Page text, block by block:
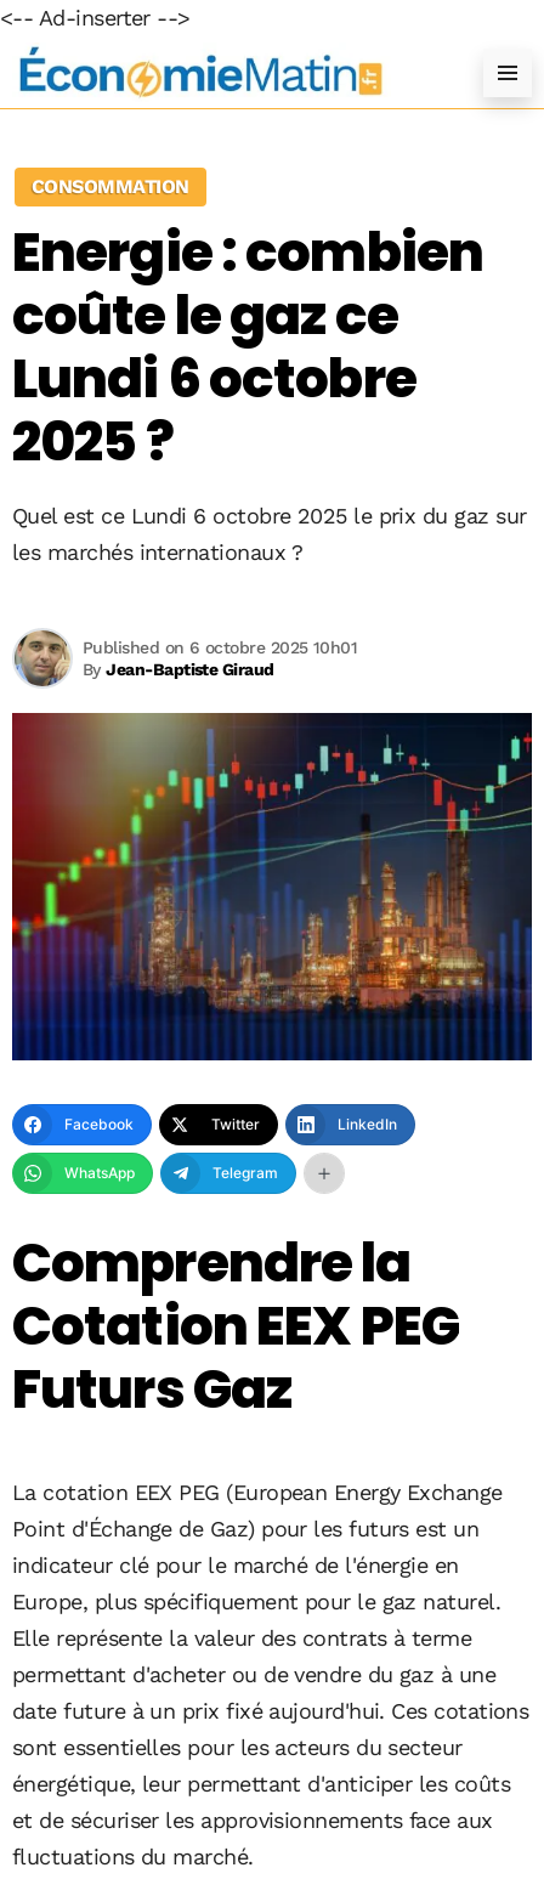
<-- Ad-inserter -->
CONSOMMATION
Energie : combien
coûte le gaz ce
Lundi 6 octobre
2025 ?
Quel est ce Lundi 6 octobre 2025 le prix du gaz sur
les marchés internationaux ?
ByJean-Baptiste Giraud
Published on 6 octobre 2025 10h01
Facebook Twitter LinkedIn
WhatsApp Telegram
Comprendre la
Cotation EEX PEG
Futurs Gaz
La cotation EEX PEG (European Energy Exchange
Point d'Échange de Gaz) pour les futurs est un
indicateur clé pour le marché de l'énergie en
Europe, plus spécifiquement pour le gaz naturel.
Elle représente la valeur des contrats à terme
permettant d'acheter ou de vendre du gaz à une
date future à un prix fixé aujourd'hui. Ces cotations
sont essentielles pour les acteurs du secteur
énergétique, leur permettant d'anticiper les coûts
et de sécuriser les approvisionnements face aux
fluctuations du marché.